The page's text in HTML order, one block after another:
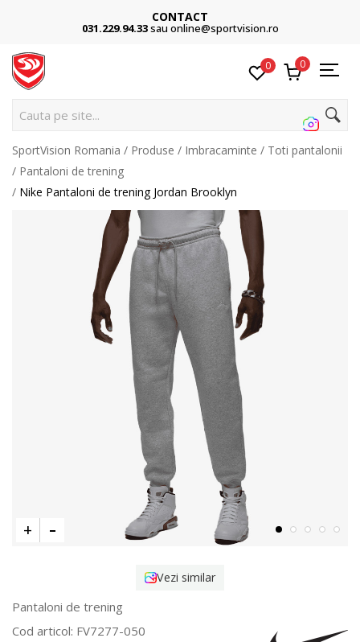
CONTACT
031.229.94.33sau online@sportvision.ro
0 0
Cauta pe site...
SportVision Romania Produse Imbracaminte
Toti pantalonii
Pantaloni de trening
Nike Pantaloni de trening Jordan Brooklyn
Vezi similar
Pantaloni de trening
Cod articol: FV7277-050